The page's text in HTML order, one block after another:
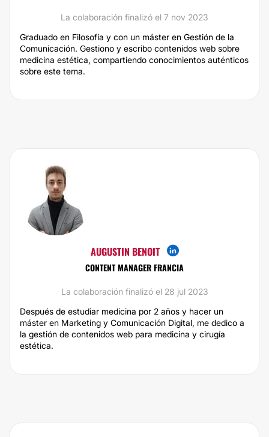
La colaboración finalizó el 7 nov 2023
Graduado en Filosofía y con un máster en Gestión de la
Comunicación. Gestiono y escribo contenidos web sobre
medicina estética, compartiendo conocimientos auténticos
sobre este tema.
AUGUSTIN BENOIT
CONTENT MANAGER FRANCIA
La colaboración finalizó el 28 jul 2023
Después de estudiar medicina por 2 años y hacer un
máster en Marketing y Comunicación Digital, me dedico a
la gestión de contenidos web para medicina y cirugía
estética.